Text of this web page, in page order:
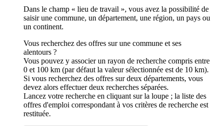
Dans le champ « lieu de travail », vous avez la possibilité de
saisir une commune, un département, une région, un pays ou
un continent.
Vous recherchez des offres sur une commune et ses
alentours ?
Vous pouvez y associer un rayon de recherche compris entre
0 et 100 km (par défaut la valeur sélectionnée est de 10 km).
Si vous recherchez des offres sur deux départements, vous
devez alors effectuer deux recherches séparées.
Lancez votre recherche en cliquant sur la loupe ; la liste des
offres d'emploi correspondant à vos critères de recherche est
restituée.